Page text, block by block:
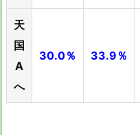
天
国
A
へ
30.0％ 33.9％